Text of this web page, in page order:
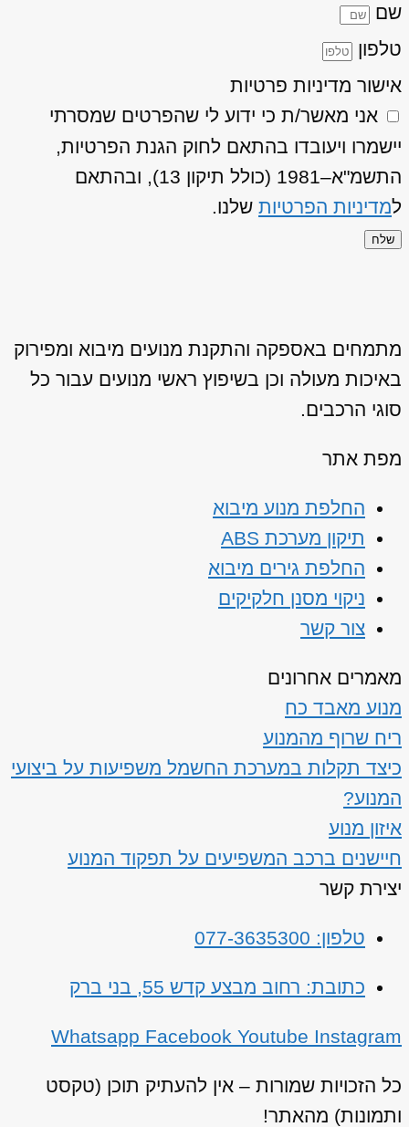
שם
טלפון
אישור מדיניות פרטיות
אני מאשר/ת כי ידוע לי שהפרטים שמסרתי
יישמרו ויעובדו בהתאם לחוק הגנת הפרטיות,
התשמ"א–1981 (כולל תיקון 13), ובהתאם
למדיניות הפרטיות שלנו.
שלח
מתמחים באספקה והתקנת מנועים מיבוא ומפירוק
באיכות מעולה וכן בשיפוץ ראשי מנועים עבור כל
סוגי הרכבים.
מפת אתר
החלפת מנוע מיבוא
תיקון מערכת ABS
החלפת גירים מיבוא
ניקוי מסנן חלקיקים
צור קשר
מאמרים אחרונים
מנוע מאבד כח
ריח שרוף מהמנוע
כיצד תקלות במערכת החשמל משפיעות על ביצועי
המנוע?
איזון מנוע
חיישנים ברכב המשפיעים על תפקוד המנוע
יצירת קשר
טלפון: 077-3635300
כתובת: רחוב מבצע קדש 55, בני ברק
Whatsapp Facebook Youtube Instagram
כל הזכויות שמורות – אין להעתיק תוכן (טקסט
ותמונות) מהאתר!